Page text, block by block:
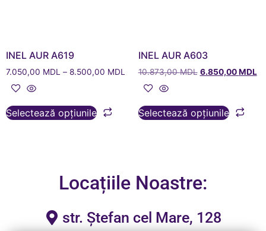
INEL AUR A619
7.050,00 MDL – 8.500,00 MDL
Selectează opțiunile
INEL AUR A603
10.873,00MDL 6.850,00MDL
Selectează opțiunile
Locațiile Noastre:
str. Ștefan cel Mare, 128